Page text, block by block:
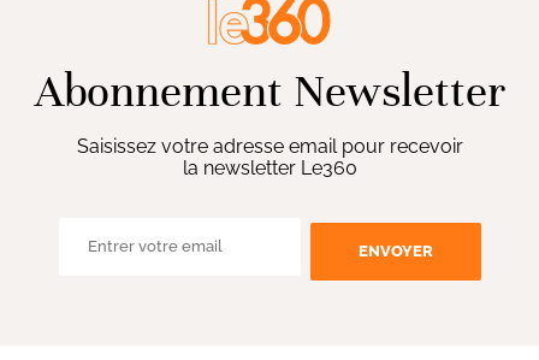
Abonnement Newsletter
Saisissez votre adresse email pour recevoir
la newsletter Le360
ENVOYER